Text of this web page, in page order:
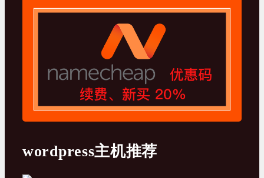
wordpress主机推荐